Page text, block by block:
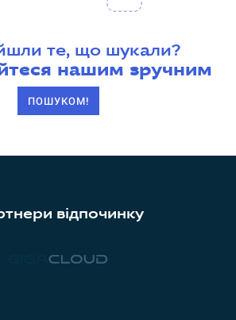
те, що шукали?
нашим зручним
ПОШУКОМ!
відпочинку